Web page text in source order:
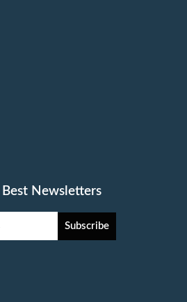
Newsletters
Subscribe